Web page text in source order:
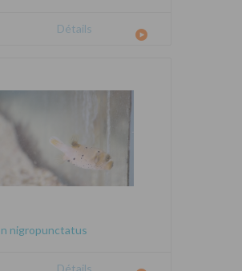
Détails
nigropunctatus
Détails